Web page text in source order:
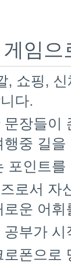
임
, 쇼핑,
다.
장들이
중 길
포인트
로서 자
운 어
부가 시
폰으로